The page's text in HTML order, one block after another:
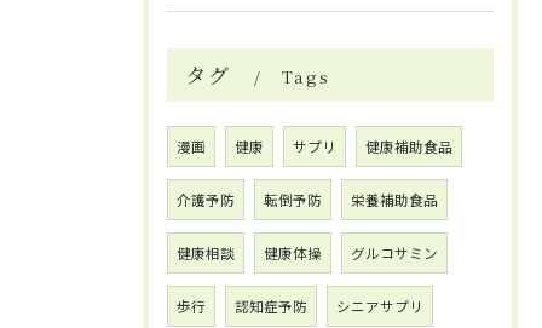
タグ Tags
漫画 健康 サプリ 健康補助食品
介護予防 転倒予防 栄養補助食品
健康相談 健康体操 グルコサミン
歩行 認知症予防 シニアサプリ